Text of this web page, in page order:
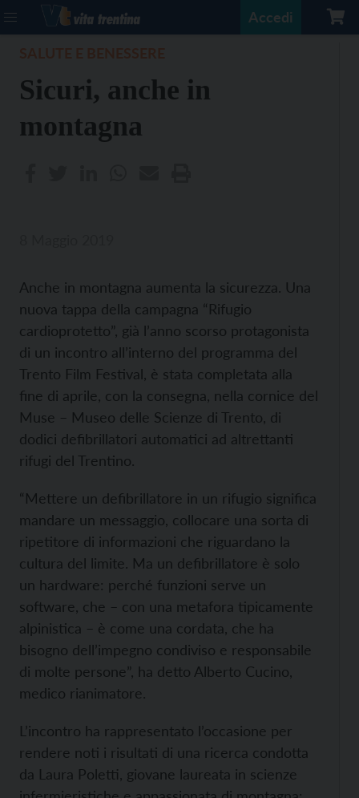
Accedi
Sicuri, anche in
montagna
Anche in montagna aumenta la sicurezza. Una
nuova tappa della campagna “Rifugio
cardioprotetto”, già l’anno scorso protagonista
di un incontro all’interno del programma del
Trento Film Festival, è stata completata alla
fine di aprile, con la consegna, nella cornice del
Muse – Museo delle Scienze di Trento, di
dodici defibrillatori automatici ad altrettanti
rifugi del Trentino.
“Mettere un defibrillatore in un rifugio significa
mandare un messaggio, collocare una sorta di
ripetitore di informazioni che riguardano la
cultura del limite. Ma un defibrillatore è solo
un hardware: perché funzioni serve un
software, che – con una metafora tipicamente
alpinistica – è come una cordata, che ha
bisogno dell’impegno condiviso e responsabile
di molte persone”, ha detto Alberto Cucino,
medico rianimatore.
L’incontro ha rappresentato l’occasione per
rendere noti i risultati di una ricerca condotta
da Laura Poletti, giovane laureata in scienze